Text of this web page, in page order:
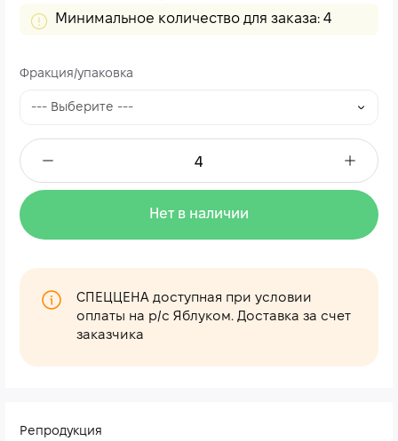
Репродукция
Минимальное количество для заказа: 4
Фракция/упаковка
Нет в наличии
СПЕЦЦЕНА доступная при условии
оплаты на р/с Яблуком. Доставка за счет
заказчика